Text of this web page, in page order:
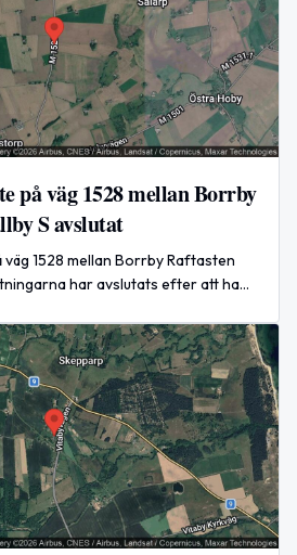
på väg 1528 mellan Borrby
S avslutat
1528 mellan Borrby Raftasten
har avslutats efter att ha